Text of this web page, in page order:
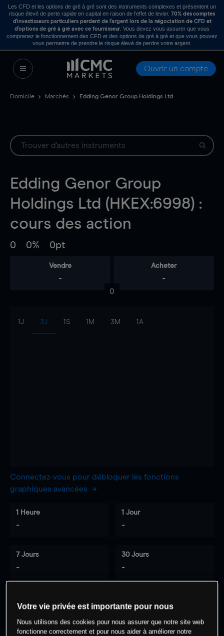
Les CFD et les options de gré à gré sont des instruments complexes et présentent un
risque élevé de perte rapide en capital en raison de l’effet de levier. 70% des comptes
d’investisseurs particuliers perdent de l’argent lors de la négociation de CFD et
d’options de gré à gré avec ce fournisseur . Vous devez vous assurer que vous
comprenez le fonctionnement des CFD et des options de gré à gré et que vous pouvez
vous permettre de prendre le risque élevé de perdre votre argent.
Ouvrir un compte
Domicile Marchés Edding Genor Group Holdings Ltd
Edding Genor Group
Holdings Ltd (HKEX:6998) :
cours des action
0 0% 0pt
Vendre
-
Acheter
-
0
1J 3J 1S 1M 3M 1A
Connectez-vous pour débloquer les fonctions
graphiques avancées
1 Heure
-
1 Jour
-
7 Jours
-
30 Jours
-
0% des clients ont une position à
cet actif
Votre vie privée est importante pour nous
Nous utilisons des cookies pour nous assurer que notre site web
fonctionne correctement et pour nous aider à améliorer notre